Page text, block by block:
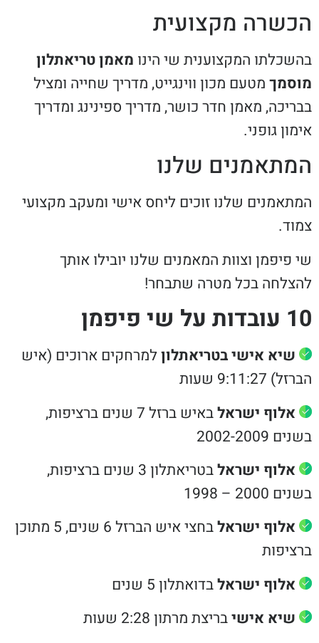
מקצועית
המקצוענית שי הינומאמן טריאתלון
מטעם מכון ווינגייט, מדריך שחייה ומציל
מאמן חדר כושר, מדריך ספינינג ומדריך
גופני.
שלנו
שלנו זוכים ליחס אישי ומעקב מקצועי
פיפמן וצוות המאמנים שלנו יובילו אותך
בכל מטרה שתבחר!
פיפמן
שיא אישי בטריאתלוןלמרחקים ארוכים (איש
9:11:27 שעות
אלוף ישראל
באיש ברזל 7 שנים ברציפות,
2002-2009
אלוף ישראל
בטריאתלון 3 שנים ברציפות,
– 1998
אלוף ישראל
בחצי איש הברזל 6 שנים, 5 מתוכן
אלוף ישראלבדואתלון 5 שנים
שיא אישיבריצת מרתון 2:28 שעות